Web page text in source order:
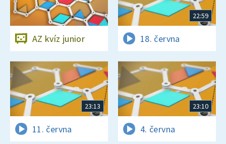
AZ kvíz junior
22:59
18. června
23:13
11. června
23:10
4. června